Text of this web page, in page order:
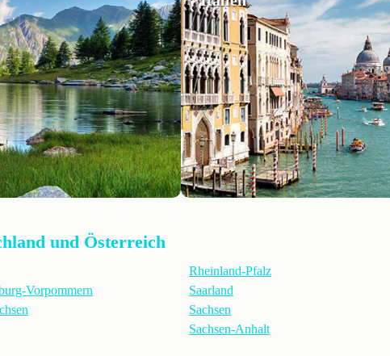
und Österreich
Vorpommern
Rheinland-Pfalz
Saarland
Sachsen
Sachsen-Anhalt